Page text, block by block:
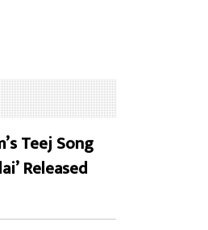
Teej Song
Released